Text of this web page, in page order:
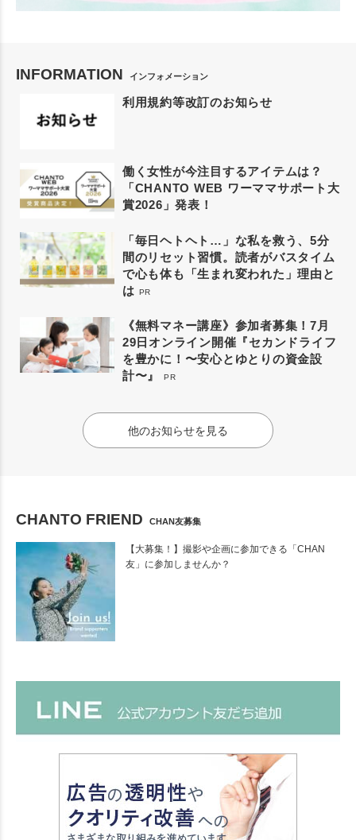
INFORMATION インフォメーション
利用規約等改訂のお知らせ
働く女性が今注目するアイテムは？
「CHANTO WEB ワーママサポート大
賞2026」発表！
「毎日ヘトヘト…」な私を救う、5分
間のリセット習慣。読者がバスタイム
で心も体も「生まれ変われた」理由と
は PR
《無料マネー講座》参加者募集！7月
29日オンライン開催『セカンドライフ
を豊かに！〜安心とゆとりの資金設
計〜』
PR
他のお知らせを見る
CHANTO FRIEND CHAN友募集
【大募集！】撮影や企画に参加できる「CHAN
友」に参加しませんか？